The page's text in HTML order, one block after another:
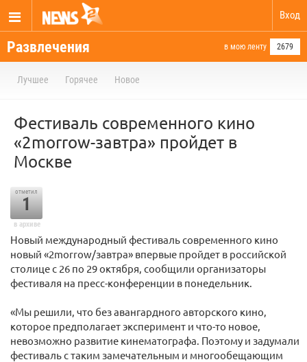
Вход
Развлечения в мою ленту 2679
Лучшее Горячее Новое
Фестиваль современного кино
«2morrow-завтра» пройдет в
Москве
отметил
1
в архиве
Новый международный фестиваль современного кино
новый «2morrow/завтра» впервые пройдет в российской
столице с 26 по 29 октября, сообщили организаторы
фестиваля на пресс-конференции в понедельник.
«Мы решили, что без авангардного авторского кино,
которое предполагает эксперимент и что-то новое,
невозможно развитие кинематографа. Поэтому и задумали
фестиваль с таким замечательным и многообещающим